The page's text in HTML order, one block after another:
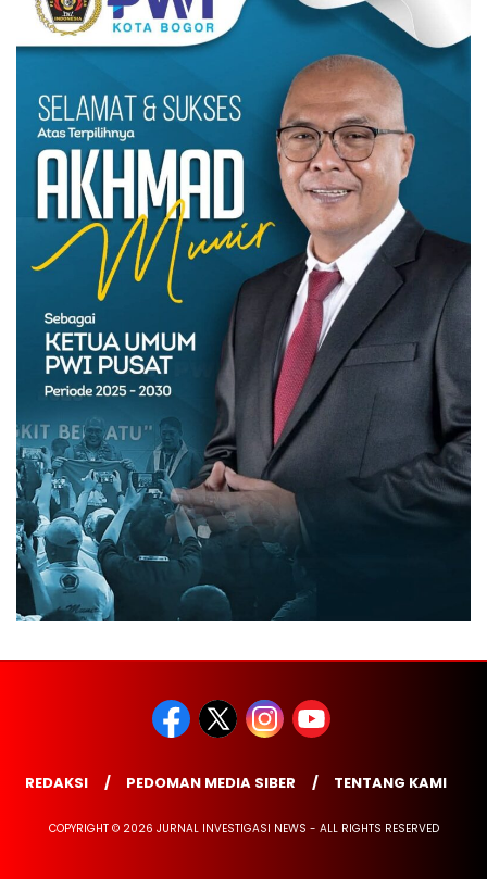
REDAKSI PEDOMAN MEDIA SIBER TENTANG KAMI
COPYRIGHT © 2026 JURNAL INVESTIGASI NEWS - ALL RIGHTS RESERVED